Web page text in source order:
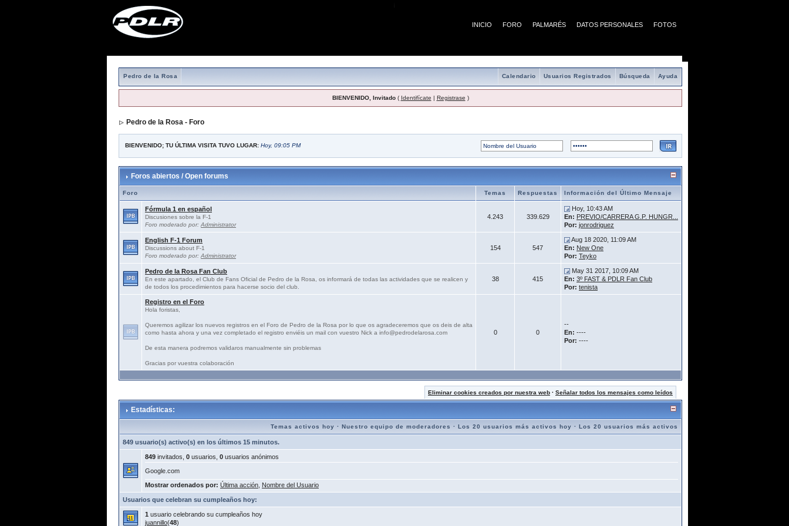
INICIO FORO PALMARÉS DATOS PERSONALES FOTOS
Pedro de la Rosa Ayuda
Búsqueda
Usuarios Registrados
Calendario
BIENVENIDO, Invitado( Identifícate | Registrase )
Pedro de la Rosa - Foro
BIENVENIDO; TU ÚLTIMA VISITA TUVO LUGAR: Hoy, 09:05 PM
Foros abiertos / Open forums
Foro Temas Respuestas Información del Último Mensaje
Fórmula 1 en español
Discusiones sobre la F-1
Foro moderado por: Administrator
4.243 339.629
Hoy, 10:43 AM
En: PREVIO/CARRERA G.P. HUNGR...
Por: jonrodriguez
English F-1 Forum
Discussions about F-1
Foro moderado por: Administrator
154 547
Aug 18 2020, 11:09 AM
En: New One
Por: Teyko
Pedro de la Rosa Fan Club
En este apartado, el Club de Fans Oficial de Pedro de la Rosa, os informará de todas las actividades que se realicen y
de todos los procedimientos para hacerse socio del club.
38 415
May 31 2017, 10:09 AM
En: 3º FAST & PDLR Fan Club
Por: tenista
Registro en el Foro
Hola foristas,
Queremos agilizar los nuevos registros en el Foro de Pedro de la Rosa por lo que os agradeceremos que os deis de alta
como hasta ahora y una vez completado el registro enviéis un mail con vuestro Nick a info@pedrodelarosa.com
De esta manera podremos validaros manualmente sin problemas
Gracias por vuestra colaboración
0 0
--
En: ----
Por: ----
Eliminar cookies creados por nuestra web · Señalar todos los mensajes como leídos
Estadísticas:
Temas activos hoy · Nuestro equipo de moderadores · Los 20 usuarios más activos hoy · Los 20 usuarios más activos
849 usuario(s) activo(s) en los últimos 15 minutos.
849 invitados, 0 usuarios, 0 usuarios anónimos
Google.com
Mostrar ordenados por: Última acción Nombre del Usuario
Usuarios que celebran su cumpleaños hoy:
1 usuario celebrando su cumpleaños hoy
juannillo(48)